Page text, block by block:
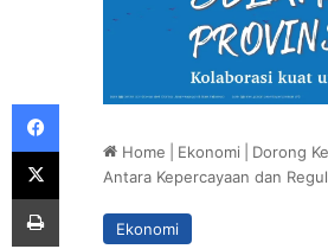
Home Ekonomi
Dorong
Antara Kepercayaan dan
Ekonomi
Facebook